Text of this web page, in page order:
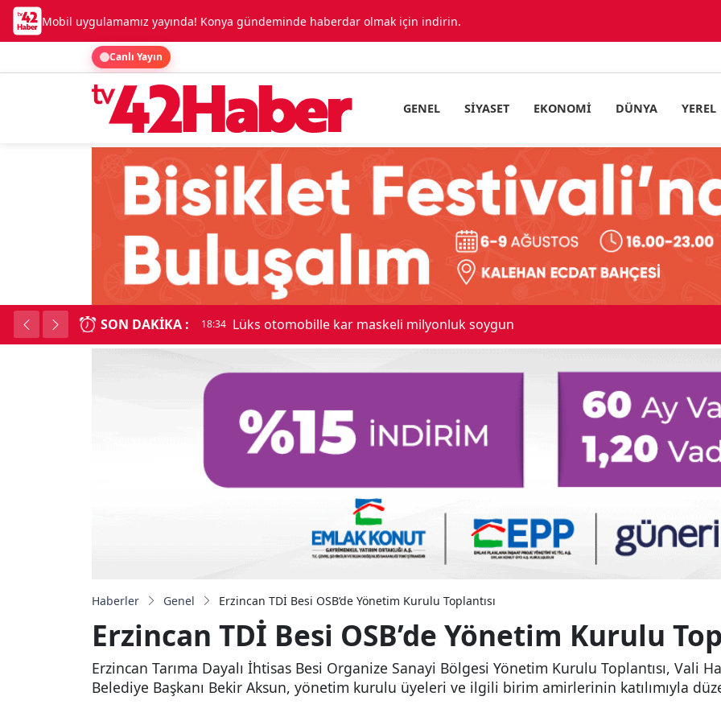
Mobil uygulamamız yayında! Konya gündeminde haberdar olmak için indirin.
Canlı Yayın
GENEL SIYASET EKONOMI DÜNYA YEREL
SON DAKIKA : 18:34 Lüks otomobille kar maskeli milyonluk soygun
Haberler Genel Erzincan TDİ Besi OSB’de Yönetim Kurulu Toplantısı
Erzincan TDİ Besi OSB’de Yönetim Kurulu
Erzincan Tarıma Dayalı İhtisas Besi Organize Sanayi Bölgesi Yönetim Kurulu Toplantısı, Vali
Belediye Başkanı Bekir Aksun, yönetim kurulu üyeleri ve ilgili birim amirlerinin katılımıyla